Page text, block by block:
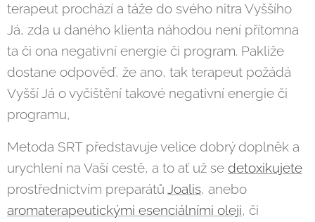
terapeut prochází a táže do svého nitra Vyššího
Já, zda u daného klienta náhodou není přítomna
ta či ona negativní energie či program. Pakliže
dostane odpověď, že ano, tak terapeut požádá
Vyšší Já o vyčištění takové negativní energie či
programu,
Metoda SRT představuje velice dobrý doplněk a
urychlení na Vaší cestě, a to ať už se detoxikujete
prostřednictvím preparátů Joalis, anebo
aromaterapeutickými esenciálními oleji, či